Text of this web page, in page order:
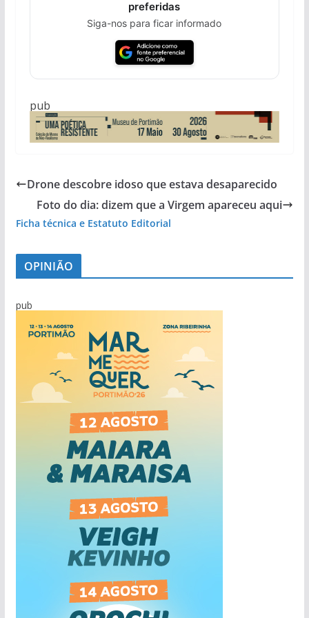
preferidas
Siga-nos para ficar informado
pub
Drone descobre idoso que estava desaparecido
Foto do dia: dizem que a Virgem apareceu aqui
Ficha técnica e Estatuto Editorial
OPINIÃO
pub